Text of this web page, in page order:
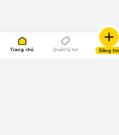
Trang chủ Quản lý tin Đăng tin